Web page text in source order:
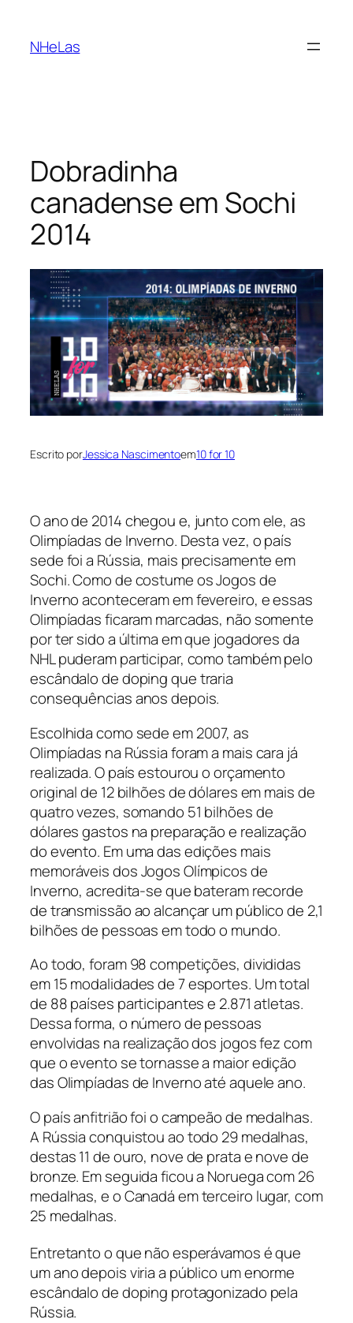
NHeLas
Dobradinha
canadense em Sochi
2014
Escrito porJessica Nascimentoem10 for 10
O ano de 2014 chegou e, junto com ele, as
Olimpíadas de Inverno. Desta vez, o país
sede foi a Rússia, mais precisamente em
Sochi. Como de costume os Jogos de
Inverno aconteceram em fevereiro, e essas
Olimpíadas ficaram marcadas, não somente
por ter sido a última em que jogadores da
NHL puderam participar, como também pelo
escândalo dedopingque traria
consequências anos depois.
Escolhida como sede em 2007, as
Olimpíadas na Rússia foram a mais cara já
realizada. O país estourou o orçamento
original de 12 bilhões de dólares em mais de
quatro vezes, somando 51 bilhões de
dólares gastos na preparação e realização
do evento. Em uma das edições mais
memoráveis dos Jogos Olímpicos de
Inverno, acredita-se que bateram recorde
de transmissão ao alcançar um público de 2,1
bilhões de pessoas em todo o mundo.
Ao todo, foram 98 competições, divididas
em 15 modalidades de 7 esportes. Um total
de 88 países participantes e 2.871 atletas.
Dessa forma, o número de pessoas
envolvidas na realização dos jogos fez com
que o evento se tornasse a maior edição
das Olimpíadas de Inverno até aquele ano.
O país anfitrião foi o campeão de medalhas.
A Rússia conquistou ao todo 29 medalhas,
destas 11 de ouro, nove de prata e nove de
bronze. Em seguida ficou a Noruega com 26
medalhas, e o Canadá em terceiro lugar, com
25 medalhas.
Entretanto o que não esperávamos é que
um ano depois viria a público um enorme
escândalo de doping protagonizado pela
Rússia.